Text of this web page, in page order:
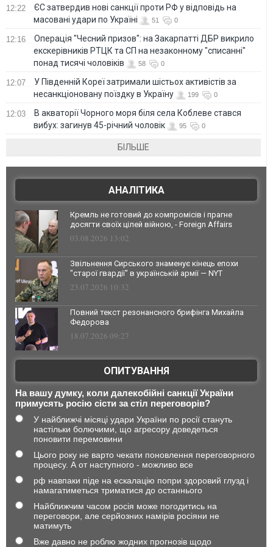
12:22
ЄС затвердив нові санкції проти РФ у відповідь на
масовані удари по Україні
51 0
12:16
Операція "Чесний призов": на Закарпатті ДБР викрило
екскерівників РТЦК та СП на незаконному "списанні"
понад тисячі чоловіків
58 0
12:07
У Південній Кореї затримали шістьох активістів за
несанкціоновану поїздку в Україну
199 0
12:03
В акваторії Чорного моря біля села Коблеве стався
вибух: загинув 45-річний чоловік
95 0
БІЛЬШЕ
АНАЛІТИКА
Кремль не готовий до компромісів і прагне
досягти своїх цілей війною, - Foreign Affairs
03.08.2026 13:02
Звільнення Сирського знаменує кінець епохи
"старої гвардії" в українській армії — NYT
23.07.2026 10:32
Повний текст резонансного брифінга Михайла
Федорова
18.07.2026 09:27
ОПИТУВАННЯ
На вашу думку, коли далекобійні санкції України
примусять росію сісти за стіл переговорів?
У найближчі місяці удари України по росії стануть
настільки болючими, що агресору доведеться
поновити перемовини
Цього року не варто чекати поновлення переговорного
процесу. А от наступного - можливо все
рф навпаки піде на ескалацію попри здоровий глузд і
намагатиметься триматися до останнього
Найближчим часом росія може погодитись на
переговори, але серйозних намірів росіяни не
матимуть
Вже давно не роблю жодних прогнозів щодо